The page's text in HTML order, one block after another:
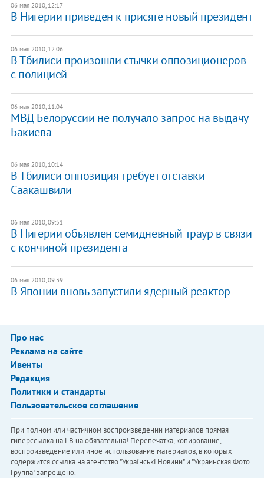
06 мая 2010, 12:17
В Нигерии приведен к присяге новый президент
06 мая 2010, 12:06
В Тбилиси произошли стычки оппозиционеров
с полицией
06 мая 2010, 11:04
МВД Белоруссии не получало запрос на выдачу
Бакиева
06 мая 2010, 10:14
В Тбилиси оппозиция требует отставки
Саакашвили
06 мая 2010, 09:51
В Нигерии объявлен семидневный траур в связи
с кончиной президента
06 мая 2010, 09:39
В Японии вновь запустили ядерный реактор
Про нас
Реклама на сайте
Ивенты
Редакция
Политики и стандарты
Пользовательское соглашение
При полном или частичном воспроизведении материалов прямая
гиперссылка на LB.ua обязательна! Перепечатка, копирование,
воспроизведение или иное использование материалов, в которых
содержится ссылка на агентство "Українськi Новини" и "Украинская Фото
Группа" запрещено.